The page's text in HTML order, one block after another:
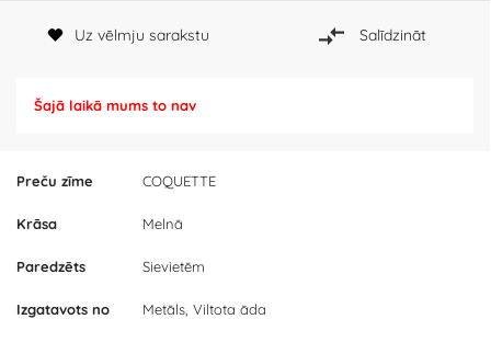
Preču zīme COQUETTE
Krāsa Melnā
Paredzēts Sievietēm
Izgatavots no Metāls, Viltota āda
Uz vēlmju sarakstu Salīdzināt
Šajā laikā mums to nav